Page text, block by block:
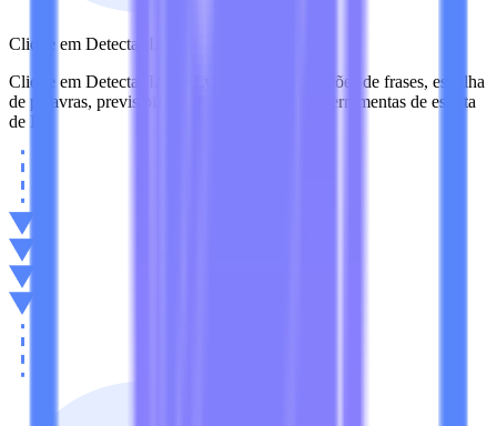
Clique em Detectar IA
Clique em Detectar IA. O Lynote verifica padrões de frases, escolha
de palavras, previsibilidade e sinais ligados a ferramentas de escrita
de IA.